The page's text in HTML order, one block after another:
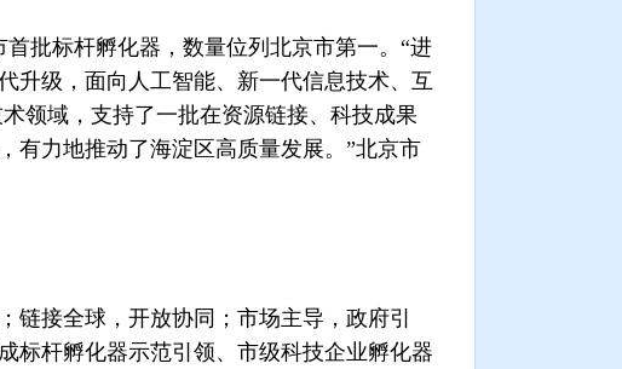
批标杆孵化器，数量位列北京市第一。“进
升级，面向人工智能、新一代信息技术、互
领域，支持了一批在资源链接、科技成果
有力地推动了海淀区高质量发展。”北京市
接全球，开放协同；市场主导，政府引
标杆孵化器示范引领、市级科技企业孵化器